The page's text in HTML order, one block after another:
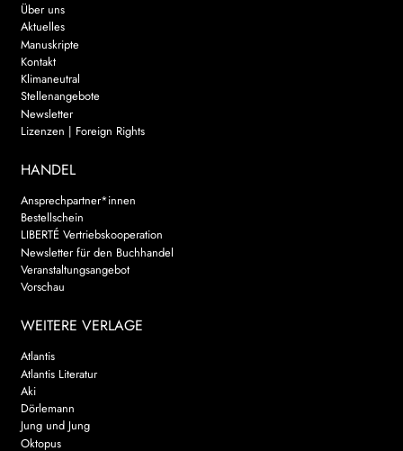
Über uns
Aktuelles
Manuskripte
Kontakt
Klimaneutral
Stellenangebote
Newsletter
Lizenzen | Foreign Rights
HANDEL
Ansprechpartner*innen
Bestellschein
LIBERTÉ Vertriebskooperation
Newsletter für den Buchhandel
Veranstaltungsangebot
Vorschau
WEITERE VERLAGE
Atlantis
Atlantis Literatur
Aki
Dörlemann
Jung und Jung
Oktopus